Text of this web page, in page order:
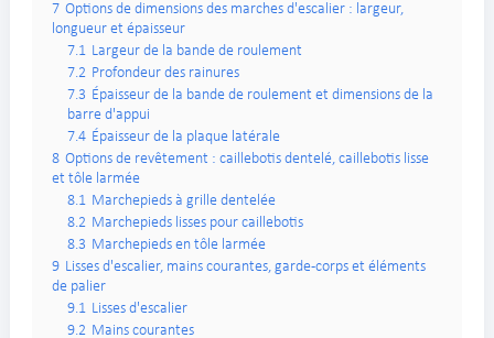
7 Options de dimensions des marches d'escalier : largeur,
longueur et épaisseur
7.1 Largeur de la bande de roulement
7.2 Profondeur des rainures
7.3 Épaisseur de la bande de roulement et dimensions de la
barre d'appui
7.4 Épaisseur de la plaque latérale
8 Options de revêtement : caillebotis dentelé, caillebotis lisse
et tôle larmée
8.1 Marchepieds à grille dentelée
8.2 Marchepieds lisses pour caillebotis
8.3 Marchepieds en tôle larmée
9 Lisses d'escalier, mains courantes, garde-corps et éléments
de palier
9.1 Lisses d'escalier
9.2 Mains courantes